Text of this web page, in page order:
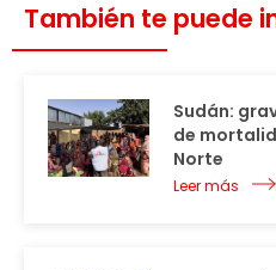
También te puede
Sudán:
de
Norte
Leer más